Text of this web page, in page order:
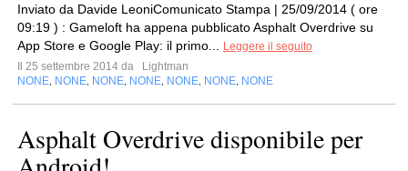
Inviato da Davide LeoniComunicato Stampa | 25/09/2014 ( ore
09:19 ) : Gameloft ha appena pubblicato Asphalt Overdrive su
App Store e Google Play: il primo...
Leggere il seguito
Il 25 settembre 2014 da
Lightman
NONE NONE NONE NONE NONE NONE NONE
Asphalt Overdrive disponibile per